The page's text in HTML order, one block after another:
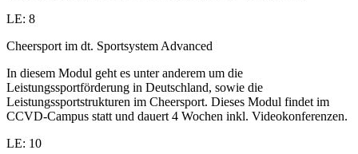
LE: 8
Cheersport im dt. Sportsystem Advanced
In diesem Modul geht es unter anderem um die
Leistungssportförderung in Deutschland, sowie die
Leistungssportstrukturen im Cheersport. Dieses Modul findet im
CCVD-Campus statt und dauert 4 Wochen inkl. Videokonferenzen.
LE: 10